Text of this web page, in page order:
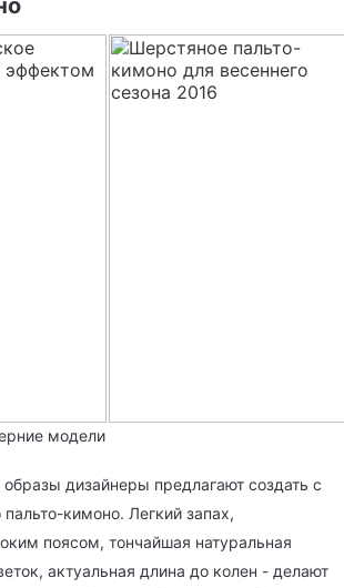
модели
дизайнеры предлагают создать с
кимоно. Легкий запах,
поясом, тончайшая натуральная
актуальная длина до колен - делают